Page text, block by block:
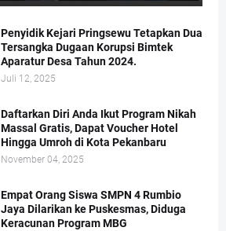
Penyidik Kejari Pringsewu Tetapkan Dua
Tersangka Dugaan Korupsi Bimtek
Aparatur Desa Tahun 2024.
Juli 12, 2025
Daftarkan Diri Anda Ikut Program Nikah
Massal Gratis, Dapat Voucher Hotel
Hingga Umroh di Kota Pekanbaru
November 04, 2025
Empat Orang Siswa SMPN 4 Rumbio
Jaya Dilarikan ke Puskesmas, Diduga
Keracunan Program MBG